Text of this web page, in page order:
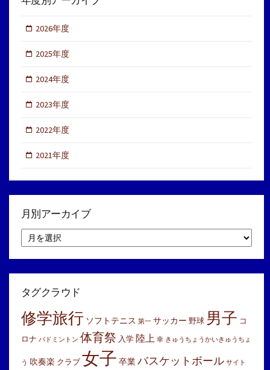
2026年度
2025年度
2024年度
2023年度
2022年度
2021年度
月別アーカイブ
別
ア
イ
タグクラウド
修学旅行 ソフトテニス 第一 サッカー 野球 男子 コ
ロナ バドミントン 体育祭 入学 陸上 幸 きゅうちょうかいきゅうちょ
う 吹奏楽 クラブ 女子 卒業バスケットボール サイト